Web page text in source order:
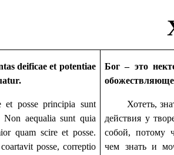
deificae et potentiae
et posse principia sunt
Non aequalia sunt quia
quam scire et posse.
posse, correptio
Бог – это
Хотеть,
действия у
собой, потому
чем знать и